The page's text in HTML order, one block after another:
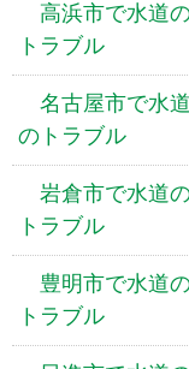
高浜市で水道
トラブル
名古屋市で水
のトラブル
岩倉市で水道
トラブル
豊明市で水道
トラブル